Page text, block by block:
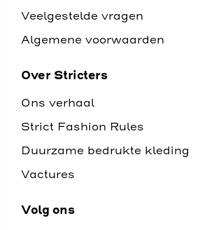
Veelgestelde vragen
Algemene voorwaarden
Over Stricters
Ons verhaal
Strict Fashion Rules
Duurzame bedrukte kleding
Vactures
Volg ons